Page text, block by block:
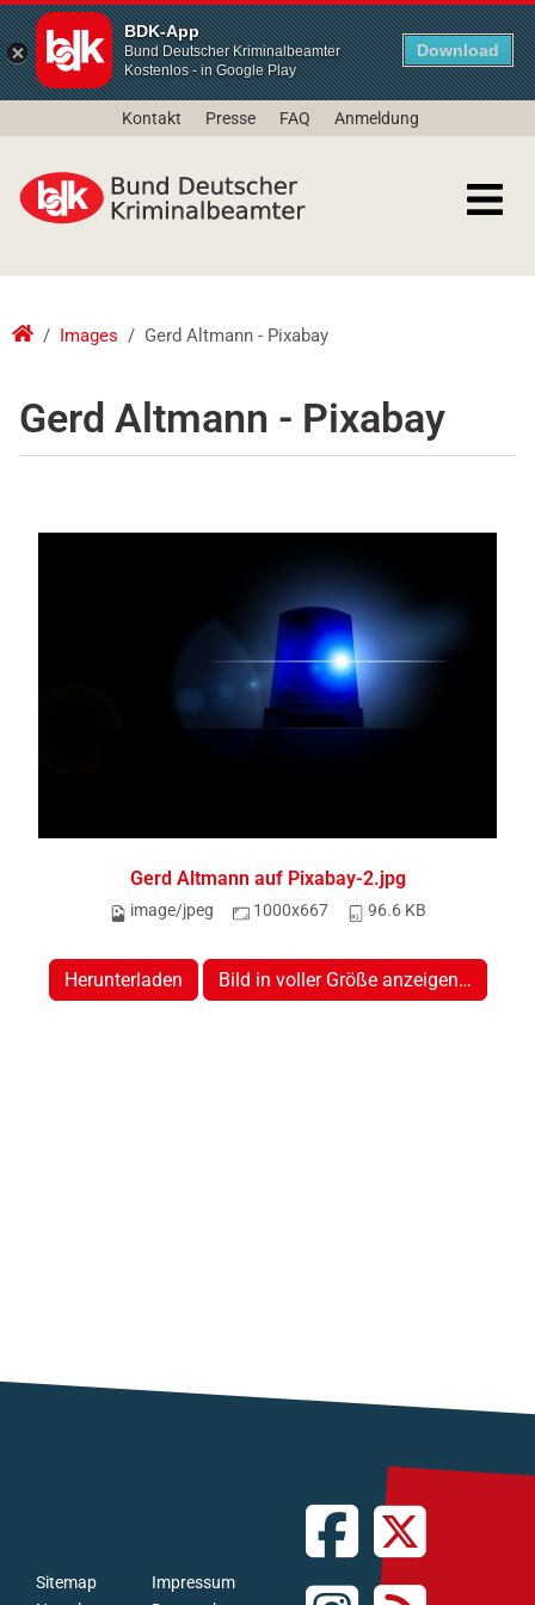
BDK-App
Bund Deutscher Kriminalbeamter
Kostenlos - in Google Play
Download
Kontakt Presse FAQ Anmeldung
Images Gerd Altmann - Pixabay
Gerd Altmann - Pixabay
Gerd Altmann auf Pixabay-2.jpg
image/jpeg 1000x667 96.6 KB
Herunterladen Bild in voller Größe anzeigen…
Sitemap
Impressum